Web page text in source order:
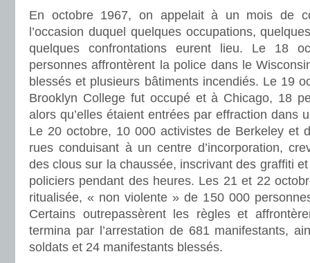
En octobre 1967, on appelait à un mois de
l’occasion duquel quelques occupations,
quelques confrontations eurent lieu. Le 18
personnes affrontèrent la police dans le
blessés et plusieurs bâtiments incendiés. Le 19
Brooklyn College fut occupé et à Chicago, 18
alors qu’elles étaient entrées par effraction dans
Le 20 octobre, 10 000 activistes de Berkeley et
rues conduisant à un centre d’incorporation,
des clous sur la chaussée, inscrivant des graffiti
policiers pendant des heures. Les 21 et 22
ritualisée, « non violente » de 150 000
Certains outrepassèrent les règles et
termina par l’arrestation de 681 manifestants,
soldats et 24 manifestants blessés.